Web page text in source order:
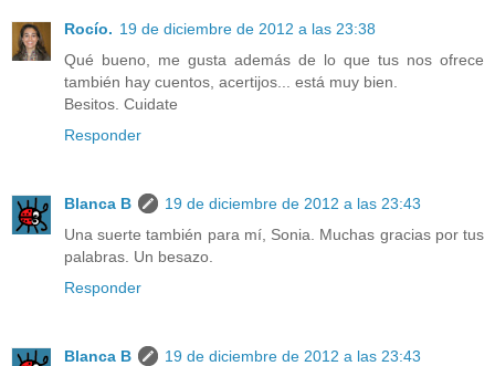
Rocío. 19 de diciembre de 2012 a las 23:38
Qué bueno, me gusta además de lo que tus nos ofrece
también hay cuentos, acertijos... está muy bien.
Besitos. Cuidate
Responder
Blanca B
19 de diciembre de 2012 a las 23:43
Una suerte también para mí, Sonia. Muchas gracias por tus
palabras. Un besazo.
Responder
Blanca B
19 de diciembre de 2012 a las 23:43